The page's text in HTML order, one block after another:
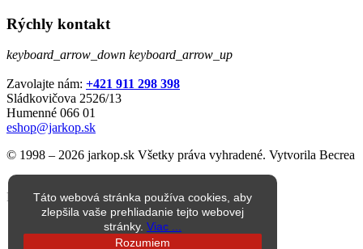
Rýchly kontakt
keyboard_arrow_down keyboard_arrow_up
Zavolajte nám: +421 911 298 398
Sládkovičova 2526/13
Humenné 066 01
eshop@jarkop.sk
Táto webová stránka používa cookies, aby
zlepšila vaše prehliadanie tejto webovej
stránky. Viac ...
Rozumiem
© 1998 – 2026 jarkop.sk Všetky práva vyhradené. Vytvorila Becrea
Produkt pridaný na porovnanie